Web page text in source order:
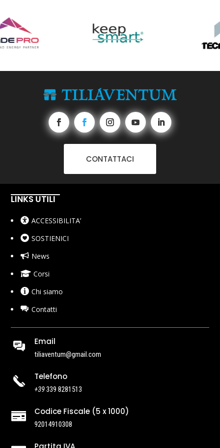
CONTATTACI
LINKS UTILI
ACCESSIBILITA’
SOSTIENICI
News
Corsi
Chi siamo
Contatti
Email
tiliaventum@gmail.com
Telefono
+39339 8281513
 Codice Fiscale (5 x 1000)
92014910308